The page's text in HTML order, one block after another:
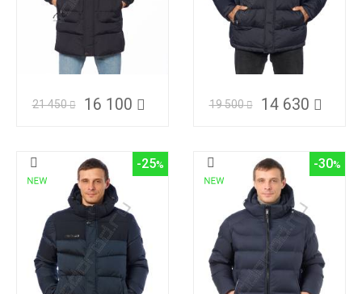
21 450 16 100 19 500 14 630
-25 -30